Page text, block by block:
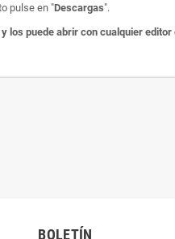
pulse en "Descargas".
los puede abrir con cualquier
BOLETÍN